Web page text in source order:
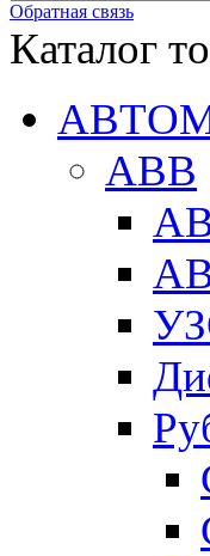
Обратная связь
Каталог
ABB